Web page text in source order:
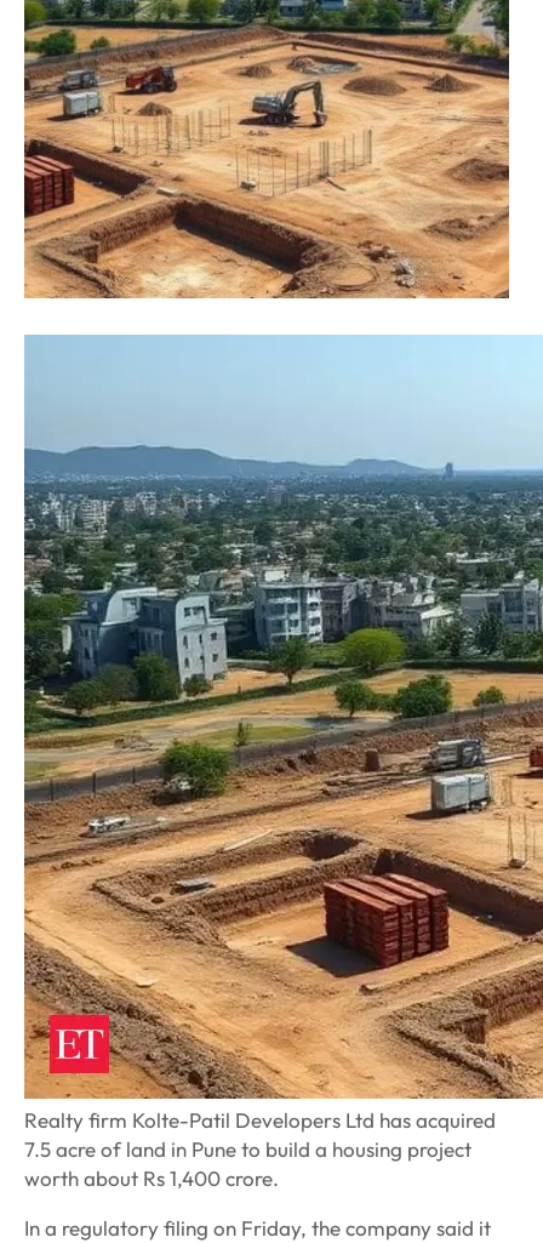
Realty firm Kolte-Patil Developers Ltd has acquired
7.5 acre of land in Pune to build a housing project
worth about Rs 1,400 crore.
In a regulatory filing on Friday, the company said it